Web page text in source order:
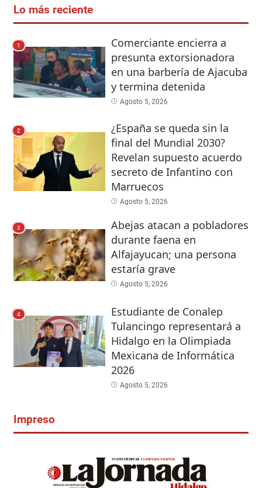
Lo más reciente
1
Comerciante encierra a
presunta extorsionadora
en una barbería de Ajacuba
y termina detenida
Agosto 5, 2026
2
¿España se queda sin la
final del Mundial 2030?
Revelan supuesto acuerdo
secreto de Infantino con
Marruecos
Agosto 5, 2026
3
Abejas atacan a pobladores
durante faena en
Alfajayucan; una persona
estaría grave
Agosto 5, 2026
4
Estudiante de Conalep
Tulancingo representará a
Hidalgo en la Olimpiada
Mexicana de Informática
2026
Agosto 5, 2026
Impreso